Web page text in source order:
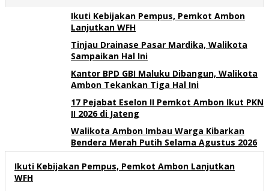
Ikuti Kebijakan Pempus, Pemkot Ambon
Lanjutkan WFH
Tinjau Drainase Pasar Mardika, Walikota
Sampaikan Hal Ini
Kantor BPD GBI Maluku Dibangun, Walikota
Ambon Tekankan Tiga Hal Ini
17 Pejabat Eselon II Pemkot Ambon Ikut PKN
II 2026 di Jateng
Walikota Ambon Imbau Warga Kibarkan
Bendera Merah Putih Selama Agustus 2026
Ikuti Kebijakan Pempus, Pemkot Ambon Lanjutkan
WFH